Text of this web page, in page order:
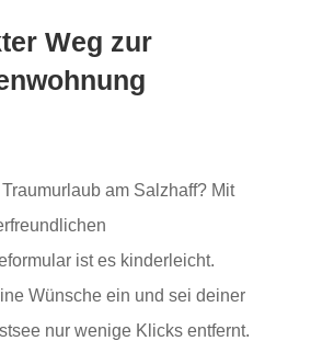
Weg zur
am Salzhaff? Mit
ist es kinderleicht.
Wünsche ein und sei deiner
nur wenige Klicks entfernt.